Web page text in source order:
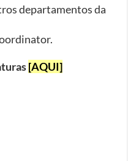
departamentos da
[AQUI]